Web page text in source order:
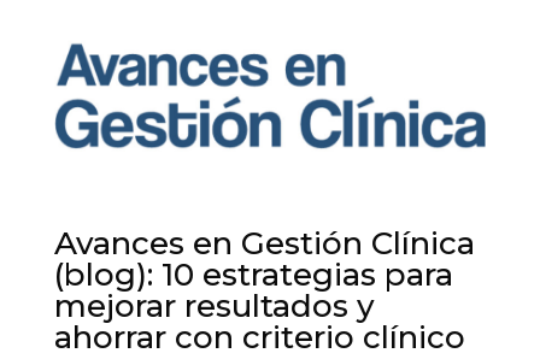
Avances en Gestión Clínica
(blog): 10 estrategias para
mejorar resultados y
ahorrar con criterio clínico